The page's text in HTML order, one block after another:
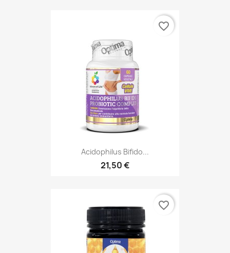
Acidophilus Bifido...
21,50 €
favorite_border
favorite_border